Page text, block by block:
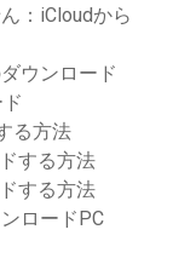
：iCloudから
ウンロード
る方法
する方法
する方法
ロードPC